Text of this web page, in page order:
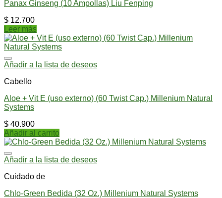
Panax Ginseng (10 Ampollas) Liu Fenping
$ 12.700
Leer más
Añadir a la lista de deseos
Cabello
Aloe + Vit E (uso externo) (60 Twist Cap.) Millenium Natural
Systems
$ 40.900
Añadir al carrito
Añadir a la lista de deseos
Cuidado de
Chlo-Green Bedida (32 Oz.) Millenium Natural Systems